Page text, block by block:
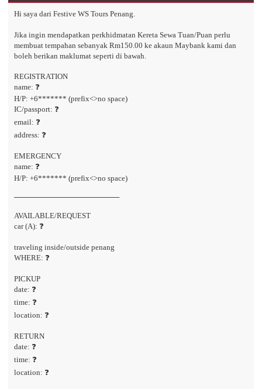
Hi saya dari Festive WS Tours Penang.
Jika ingin mendapatkan perkhidmatan Kereta Sewa Tuan/Puan perlu
membuat tempahan sebanyak Rm150.00 ke akaun Maybank kami dan
boleh berikan maklumat seperti di bawah.
REGISTRATION
name: ❓
H/P: +6******* (prefix<>no space)
IC/passport: ❓
email: ❓
address: ❓
EMERGENCY
name: ❓
H/P: +6******* (prefix<>no space)
────────────────────
AVAILABLE/REQUEST
car (A): ❓
traveling inside/outside penang
WHERE: ❓
PICKUP
date: ❓
time: ❓
location: ❓
RETURN
date: ❓
time: ❓
location: ❓